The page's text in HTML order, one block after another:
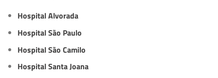
Hospital Alvorada
Hospital São Paulo
Hospital São Camilo
Hospital Santa Joana